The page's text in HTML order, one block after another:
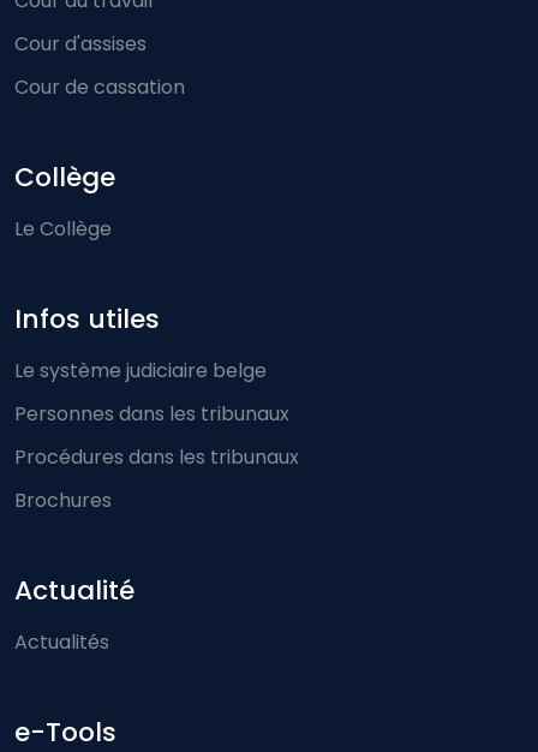
Cour d'assises
Cour de cassation
Collège
Le Collège
Infos utiles
Le système judiciaire belge
Personnes dans les tribunaux
Procédures dans les tribunaux
Brochures
Actualité
Actualités
e-Tools